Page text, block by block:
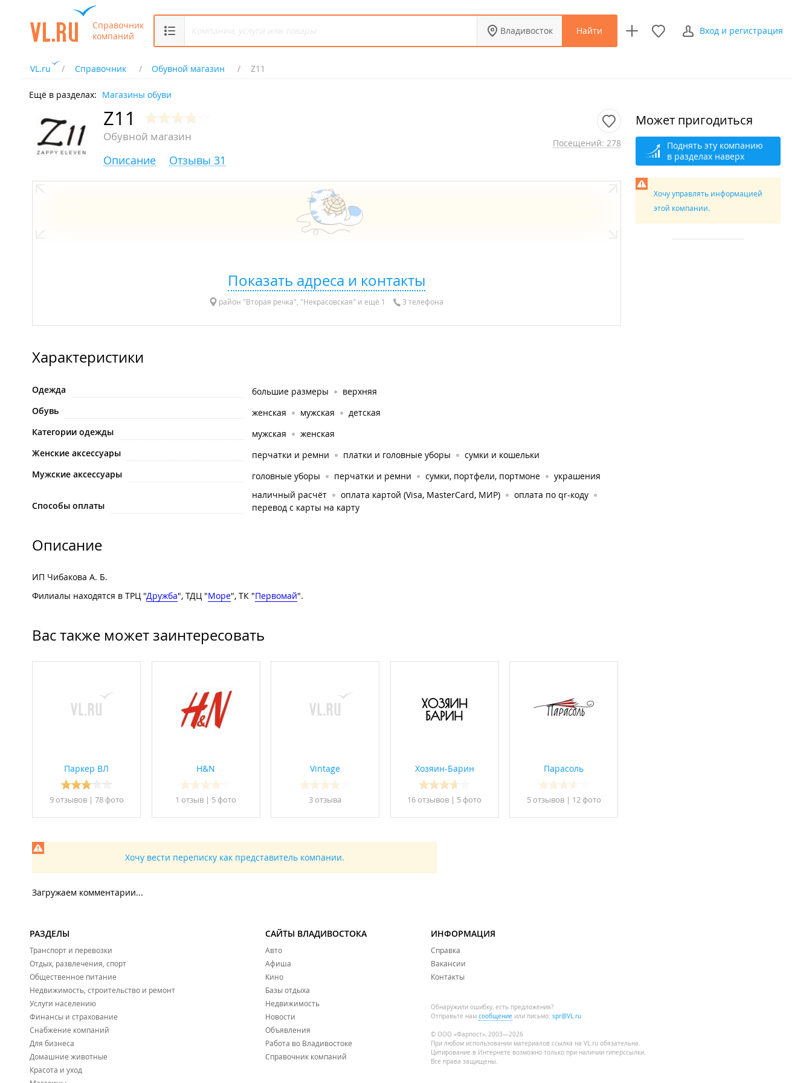
Справочник
компаний
Владивосток Найти Вход и регистрация
VL.ru Справочник Обувной магазин Z11
Ещё в разделах: Магазины обуви
Z11
Обувной магазин Посещений: 278
Описание Отзывы 31
Показать адреса и контакты
район "Вторая речка", "Некрасовская" и ещё 1 3 телефона
Характеристики
Одежда большие размеры
верхняя
Обувь
женская мужская
детская
Категории одежды
мужская
женская
Женские аксессуары
перчатки и ремни платки и головные уборы
сумки и кошельки
Мужские аксессуары
головные уборы перчатки и ремни сумки, портфели, портмоне украшения
Способы оплаты
наличный расчёт оплата картой (Visa, MasterCard, МИР)
оплата по qr-коду
перевод с карты на карту
Описание
ИП Чибакова А. Б.
Филиалы находятся в ТРЦ "Дружба", ТДЦ "Море", ТК "Первомай".
Вас также может заинтересовать
Паркер ВЛ
9 отзывов| 78 фото
H&N
1 отзыв | 5 фото
Vintage
3 отзывa
Хозяин-Барин
16 отзывов | 5 фото
Парасоль
5 отзывов| 12 фото
Хочу вести переписку как представитель компании.
Загружаем комментарии...
Может пригодиться
Поднять эту компанию
в разделах наверх
Хочу управлять информацией
этой компании.
РАЗДЕЛЫ
Транспорт и перевозки
Отдых, развлечения, спорт
Общественное питание
Недвижимость, строительство и ремонт
Услуги населению
Финансы и страхование
Снабжение компаний
Для бизнеса
Домашние животные
Красота и уход
САЙТЫ ВЛАДИВОСТОКА
Авто
Афиша
Кино
Базы отдыха
Недвижимость
Новости
Объявления
Работа во Владивостоке
Справочник компаний
ИНФОРМАЦИЯ
Справка
Вакансии
Контакты
Обнаружили ошибку, есть предложения?
Отправьте нам сообщение или письмо: spr@VL.ru
© ООО «Фарпост», 2003—2026
При любом использовании материалов ссылка на VL.ru обязательна.
Цитирование в Интернете возможно только при наличии гиперссылки.
Все права защищены.